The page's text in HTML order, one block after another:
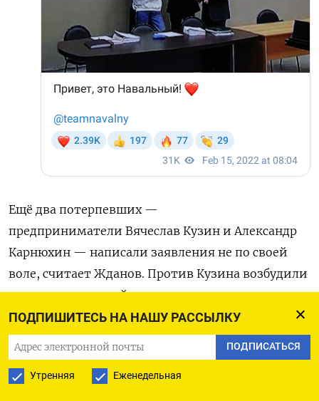
ПОДПИШИТЕСЬ НА НАШУ РАССЫЛКУ
ПОДПИСАТЬСЯ
Утренняя Еженедельная
Ещё два потерпевших —
предприниматели Вячеслав Кузин и Александр
Карнюхин — написали заявления не по своей
воле, считает Жданов. Против Кузина возбудили
уголовное дело, сейчас он под домашним
арестом, ему грозит до 10 лет. Карнюхин
фигурировал вделе о неуплате налогов. «Такое
дело, даже старое, можно взять, сдуть с него
пыль и отправить заново в суд. По более тяжкой